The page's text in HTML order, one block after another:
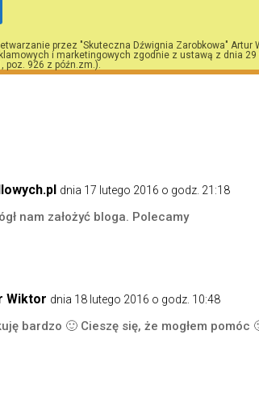
przez "Skuteczna Dźwignia Zarobkowa" Artur
i marketingowych zgodnie z ustawą z dnia 29
poz. 926 z późn.zm.).
dnia 17 lutego 2016 o godz. 21:18
nam założyć bloga. Polecamy
Wiktor dnia 18 lutego 2016 o godz. 10:48
bardzo 🙂 Cieszę się, że mogłem pomóc